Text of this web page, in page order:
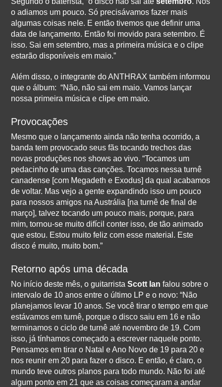
o adiamos um pouco. Só precisávamos fazer mais
algumas coisas nele. E então tivemos que definir uma
data de lançamento. Então foi movido para setembro. É
isso. Sai em setembro, mas a primeira música e o clipe
estarão disponíveis em maio.”
Além disso, o integrante do ANTHRAX também informou
que o álbum: “Não, não sai em maio. Vamos lançar
nossa primeira música e clipe em maio.
Provocações
Mesmo que o lançamento ainda não tenha ocorrido, a
banda tem provocado seus fãs tocando trechos das
novas produções nos shows ao vivo. “Tocamos um
pedacinho de uma das canções. Tocamos nessa turnê
canadense [com Megadeth e Exodus] da qual acabamos
de voltar. Mas vejo a gente expandindo isso um pouco
para nossos amigos na Austrália [na turnê de final de
março], talvez tocando um pouco mais, porque, para
mim, tornou-se muito difícil conter isso, de tão animado
que estou. Estou muito feliz com esse material. Este
disco é muito, muito bom.”
Retorno após uma década
No início deste mês, o guitarristaScott Ian falou sobre o
intervalo de 10 anos entre o último LP e o novo: “Não
planejamos levar 10 anos. Se você tirar o tempo em que
estávamos em turnê, porque o disco saiu em 16 e não
terminamos o ciclo de turnê até novembro de 19. Com
isso, já tínhamos começado a escrever naquele ponto.
Pensamos em tirar o Natal e Ano Novo de 19 para 20 e
nos reunir em 20 para fazer o disco. E então, é claro, o
mundo teve outros planos para todo mundo. Não foi até
algum ponto em 21 que as coisas começaram a andar